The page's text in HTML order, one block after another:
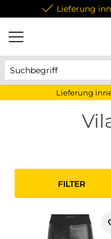
Lieferung
Lieferung
FILTER